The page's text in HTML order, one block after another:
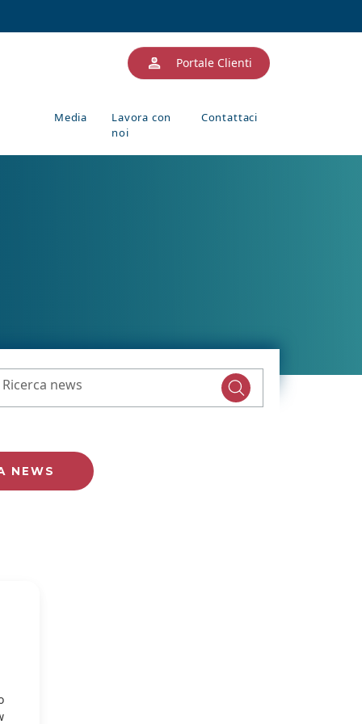
Portale Clienti
Media
Lavora con
noi
Contattaci
Ricerca news